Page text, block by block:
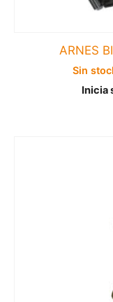
ARNES
Sin
Inicia